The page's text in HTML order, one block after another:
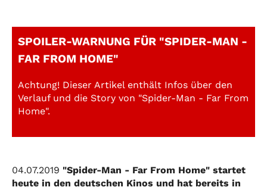
SPOILER-WARNUNG FÜR "SPIDER-MAN -
FAR FROM HOME"
Achtung! Dieser Artikel enthält Infos über den
Verlauf und die Story von "Spider-Man - Far From
Home".
04.07.2019 "Spider-Man - Far From Home" startet
heute in den deutschen Kinos und hat bereits in